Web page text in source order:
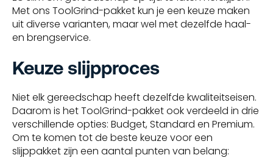
Met ons ToolGrind-pakket kun je een keuze maken
uit diverse varianten, maar wel met dezelfde haal-
en brengservice.
Keuze slijpproces
Niet elk gereedschap heeft dezelfde kwaliteitseisen.
Daarom is het ToolGrind-pakket ook verdeeld in drie
verschillende opties: Budget, Standard en Premium.
Om te komen tot de beste keuze voor een
slijppakket zijn een aantal punten van belang: